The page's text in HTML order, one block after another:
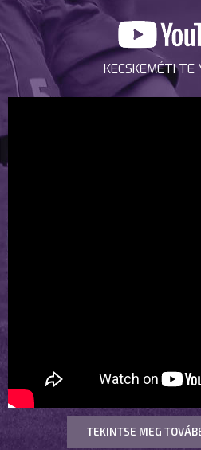
KECSKEMÉTI TE
TEKINTSE MEG